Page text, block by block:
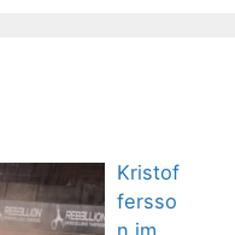
Kristof
fersso
n im